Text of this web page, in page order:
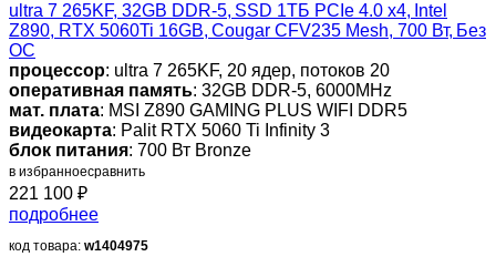
ultra 7 265KF, 32GB DDR-5, SSD 1ТБ PCIe 4.0 x4, Intel
Z890, RTX 5060Ti 16GB, Cougar CFV235 Mesh, 700 Вт, Без
ОС
процессор: ultra 7 265KF, 20 ядер, потоков 20
оперативная память: 32GB DDR-5, 6000MHz
мат. плата: MSI Z890 GAMING PLUS WIFI DDR5
видеокарта: Palit RTX 5060 Ti Infinity 3
блок питания: 700 Вт Bronze
в избранноесравнить
221 100 ₽
подробнее
код товара: w1404975